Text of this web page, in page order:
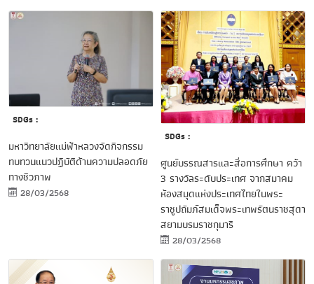
SDGs :
มหาวิทยาลัยแม่ฟ้าหลวงจัดกิจกรรม
ทบทวนแนวปฏิบัติด้านความปลอดภัย
ทางชีวภาพ
28/03/2568
SDGs :
ศูนย์บรรณสารและสื่อการศึกษา คว้า
3 รางวัลระดับประเทศ จากสมาคม
ห้องสมุดแห่งประเทศไทยในพระ
ราชูปถัมภ์สมเด็จพระเทพรัตนราชสุดา
สยามบรมราชกุมารี
28/03/2568